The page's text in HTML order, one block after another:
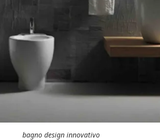
bagno design innovativo